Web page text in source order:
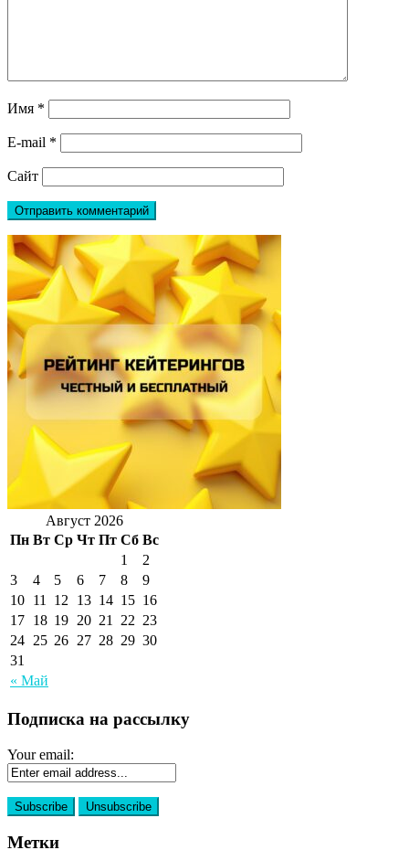
Имя *
E-mail *
Сайт
Август 2026
Пн Вт Ср Чт Пт Сб Вс
« Май
1
2
3
4 5 6 7 8
9
10 11 12 13 14 15 16
17 18 19 20 21 22 23
24 25 26 27 28 29 30
31
Подписка на рассылку
Your email:
Метки